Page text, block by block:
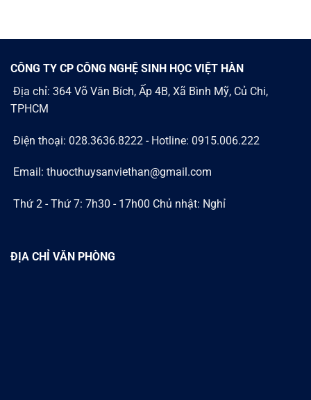
CÔNG TY CP CÔNG NGHỆ SINH HỌC VIỆT HÀN
Địa chỉ: 364 Võ Văn Bích, Ấp 4B, Xã Bình Mỹ, Củ Chi,
TPHCM
Điện thoại: 028.3636.8222 - Hotline: 0915.006.222
Email: thuocthuysanviethan@gmail.com
Thứ 2 - Thứ 7: 7h30 - 17h00 Chủ nhật: Nghỉ
ĐỊA CHỈ VĂN PHÒNG